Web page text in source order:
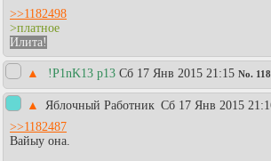
>>1182498
>платное
Илита!
▲ !P1nK13 p13 Сб 17 Янв 2015 21:15 No.
▲ Яблочный Работник Сб 17 Янв 2015
>>1182487
Вайыу она.